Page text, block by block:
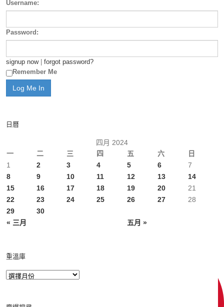
Username:
Password:
signup now| forgot password?
Remember Me
日曆
四月 2024
一
二 三 四 五 六 日
« 三月 五月 »
1 2 3 4 5 6
7
8
9 10 11 12 13
14
15
16 17 18 19 20
21
22
23 24 25 26 27
28
29
30
重溫庫